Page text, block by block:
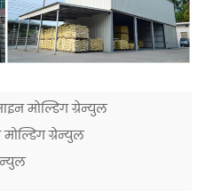
मोल्डिंग ग्रेन्युल
ग्रेन्युल